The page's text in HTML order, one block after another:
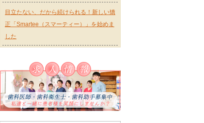
目立たない、だから続けられる！新しい矯
正「Smartee（スマーティー）」を始めま
した